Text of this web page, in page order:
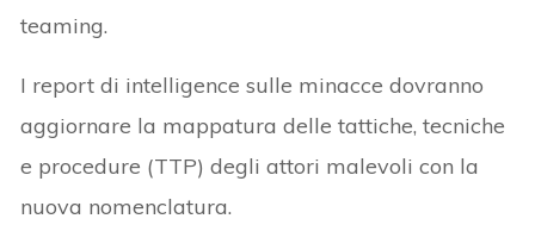
teaming.
I report di intelligence sulle minacce dovranno
aggiornare la mappatura delle tattiche, tecniche
e procedure (TTP) degli attori malevoli con la
nuova nomenclatura.